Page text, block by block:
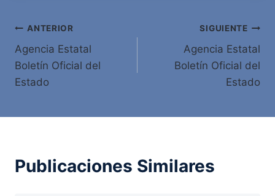
Navegación
de
entradas
ANTERIOR
Agencia Estatal
Boletín Oficial del
Estado
SIGUIENTE
Agencia Estatal
Boletín Oficial del
Estado
Publicaciones Similares